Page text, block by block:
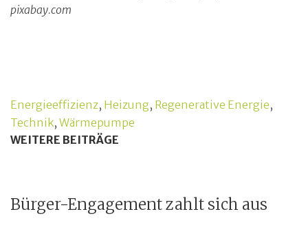
pixabay.com
Energieeffizienz, Heizung, Regenerative Energie,
Technik, Wärmepumpe
WEITERE BEITRÄGE
Bürger-Engagement zahlt sich aus